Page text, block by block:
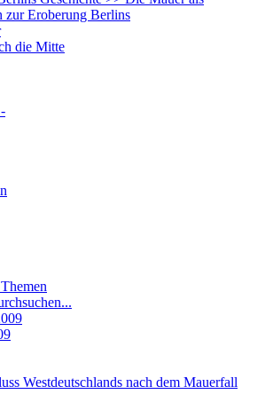
zur Eroberung Berlins
die Mitte
West­deutschlands nach dem Mauerfall